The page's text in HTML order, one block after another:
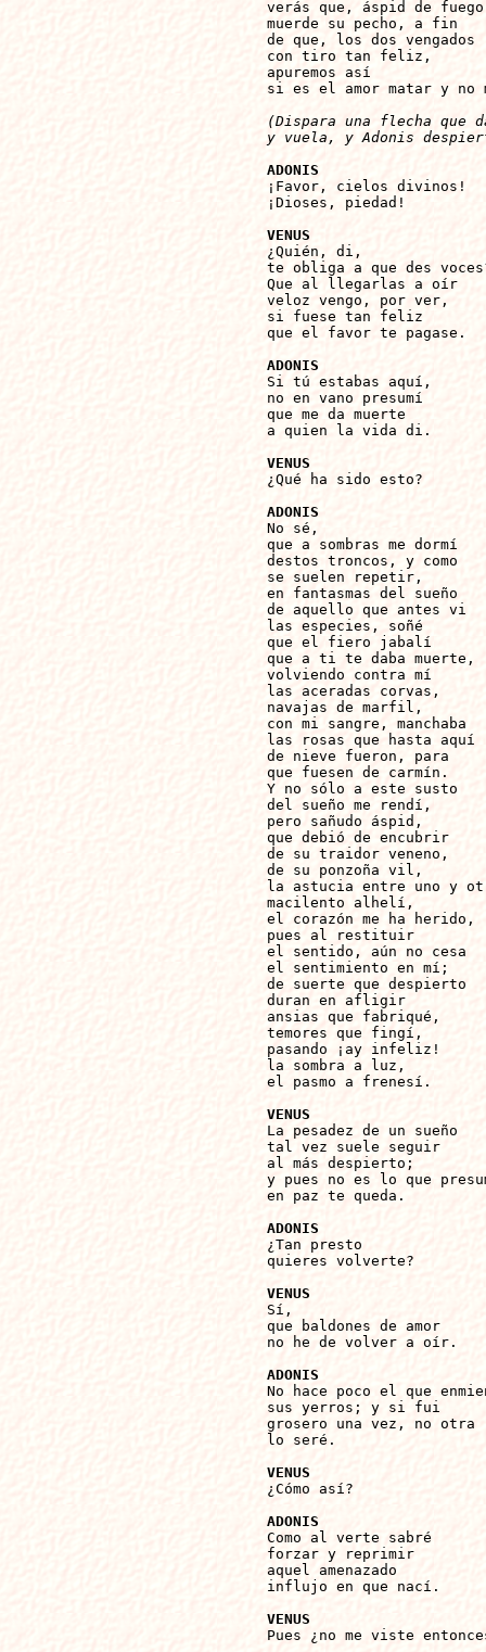
verás que, áspid de
muerde su pecho, a fin
de que, los dos vengados
con tiro tan feliz,
apuremos así
si es el amor matar y no
(Dispara una flecha que
y vuela, y Adonis
ADONIS
¡Favor, cielos divinos!
¡Dioses, piedad!
VENUS
¿Quién, di,
te obliga a que des
Que al llegarlas a oír
veloz vengo, por ver,
si fuese tan feliz
que el favor te pagase.
ADONIS
Si tú estabas aquí,
no en vano presumí
que me da muerte
a quien la vida di.
VENUS
¿Qué ha sido esto?
ADONIS
No sé,
que a sombras me dormí
destos troncos, y como
se suelen repetir,
en fantasmas del sueño
de aquello que antes vi
las especies, soñé
que el fiero jabalí
que a ti te daba muerte,
volviendo contra mí
las aceradas corvas,
navajas de marfil,
con mi sangre, manchaba
las rosas que hasta aquí
de nieve fueron, para
que fuesen de carmín.
Y no sólo a este susto
del sueño me rendí,
pero sañudo áspid,
que debió de encubrir
de su traidor veneno,
de su ponzoña vil,
la astucia entre uno y
macilento alhelí,
el corazón me ha herido,
pues al restituir
el sentido, aún no cesa
el sentimiento en mí;
de suerte que despierto
duran en afligir
ansias que fabriqué,
temores que fingí,
pasando ¡ay infeliz!
la sombra a luz,
el pasmo a frenesí.
VENUS
La pesadez de un sueño
tal vez suele seguir
al más despierto;
y pues no es lo que
en paz te queda.
ADONIS
¿Tan presto
quieres volverte?
VENUS
Sí,
que baldones de amor
no he de volver a oír.
ADONIS
No hace poco el que
sus yerros; y si fui
grosero una vez, no otra
lo seré.
VENUS
¿Cómo así?
ADONIS
Como al verte sabré
forzar y reprimir
aquel amenazado
influjo en que nací.
VENUS
Pues ¿no me viste